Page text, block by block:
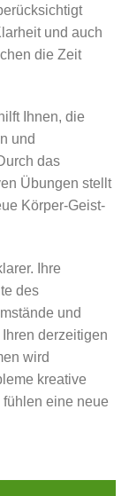
und auch
die Zeit
Ihnen, die
und
das
Übungen stellt
Körper-Geist-
Ihre
des
und
derzeitigen
wird
kreative
eine neue